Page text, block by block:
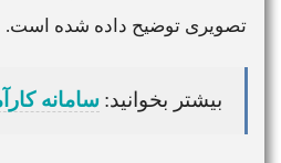
تصویری توضیح داده شده است.
بیشتر بخوانید: سامانه